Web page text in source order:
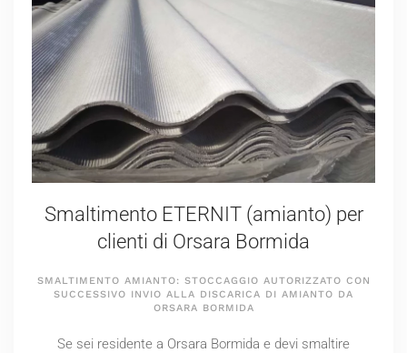
Smaltimento ETERNIT (amianto) per
clienti di Orsara Bormida
SMALTIMENTO AMIANTO: STOCCAGGIO AUTORIZZATO CON
SUCCESSIVO INVIO ALLA DISCARICA DI AMIANTO DA
ORSARA BORMIDA
Se sei residente a Orsara Bormida e devi smaltire